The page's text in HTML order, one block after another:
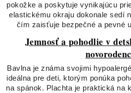
pokožke a poskytuje vynikajúcu
elastickému okraju dokonale sedí
čím zaisťuje bezpečné a pevné
Jemnosť a pohodlie v
Bavlna je známa svojimi
ideálna pre deti, ktorým ponúka
na spánok. Plachta je praktická na